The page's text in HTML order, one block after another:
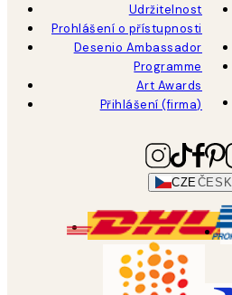
Udržitelnost
Prohlášení o přístupnosti
Desenio Ambassador
Programme
Art Awards
Přihlášení (firma)
CZE